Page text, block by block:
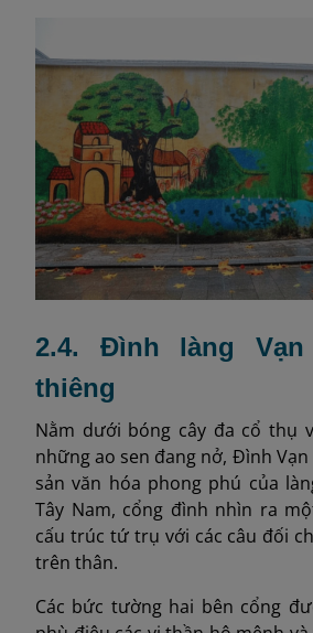
2.4. Đình làng
thiêng
Nằm dưới bóng cây đa cổ thụ
những ao sen đang nở, Đình
sản văn hóa phong phú của
Tây Nam, cổng đình nhìn ra
cấu trúc tứ trụ với các câu đối
trên thân.
Các bức tường hai bên cổng